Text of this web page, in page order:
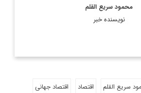
محمود سریع القلم
نویسنده خبر
سریع القلم اقتصاد
اقتصاد جهانی